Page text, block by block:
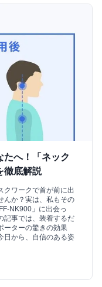
たへ！「ネック
徹底解説
ワークで首が前に出
んか？実は、私もその
NK900」に出会っ
記事では、装着するだ
ーターの驚きの効果
日から、自信のある姿